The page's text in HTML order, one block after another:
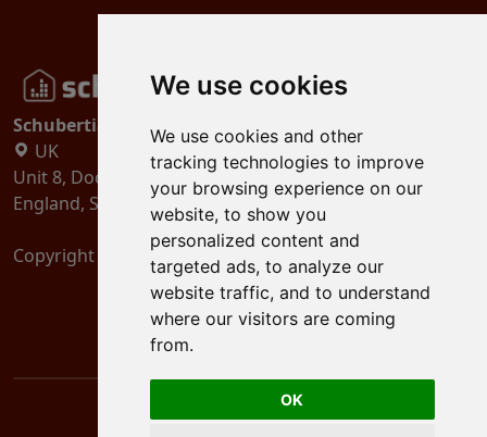
We use cookies
We use cookies and other
tracking technologies to improve
your browsing experience on our
website, to show you
personalized content and
targeted ads, to analyze our
website traffic, and to understand
where our visitors are coming
from.
OK
Schubertiades, Ltd.
UK
Unit 8, Dock Offices, Surrey Quays Road, London
England, SE16 2XU
Copyright 2024 Schubertiades, Ltd.